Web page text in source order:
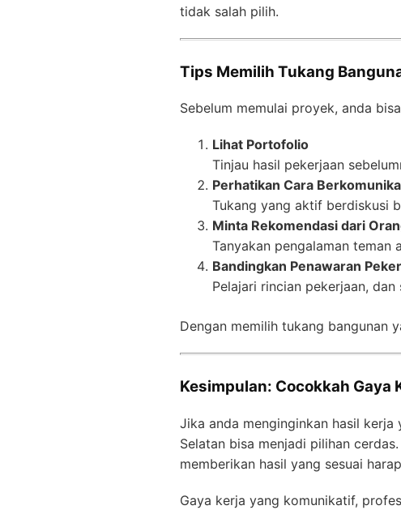
tidak salah pilih.
Tips Memilih Tukang
Sebelum memulai proyek, anda
Lihat Portofolio
Tinjau hasil pekerjaan
Perhatikan Cara
Tukang yang aktif berdiskusi
Minta Rekomendasi dari
Tanyakan pengalaman teman
Bandingkan Penawaran
Pelajari rincian pekerjaan,
Dengan memilih tukang bangunan
Kesimpulan: Cocokkah Gaya
Jika anda menginginkan hasil
Selatan bisa menjadi pilihan
memberikan hasil yang sesuai
Gaya kerja yang komunikatif,